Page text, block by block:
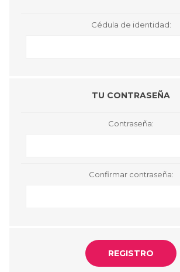
Cédula de identidad:
TU CONTRASEÑA
Contraseña:
Confirmar contraseña: